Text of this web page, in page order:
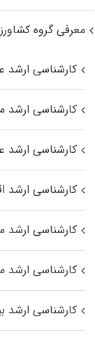
معرفی گروه
کارشناسی ارشد
کارشناسی ارشد
کارشناسی ارشد
کارشناسی ارشد
کارشناسی ارشد
کارشناسی ارشد
کارشناسی ارشد